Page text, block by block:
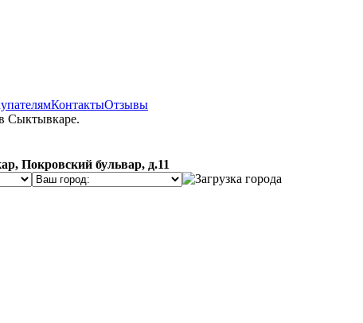
КонтактыОтзывы
Сыктывкаре.
Покровский бульвар, д.11